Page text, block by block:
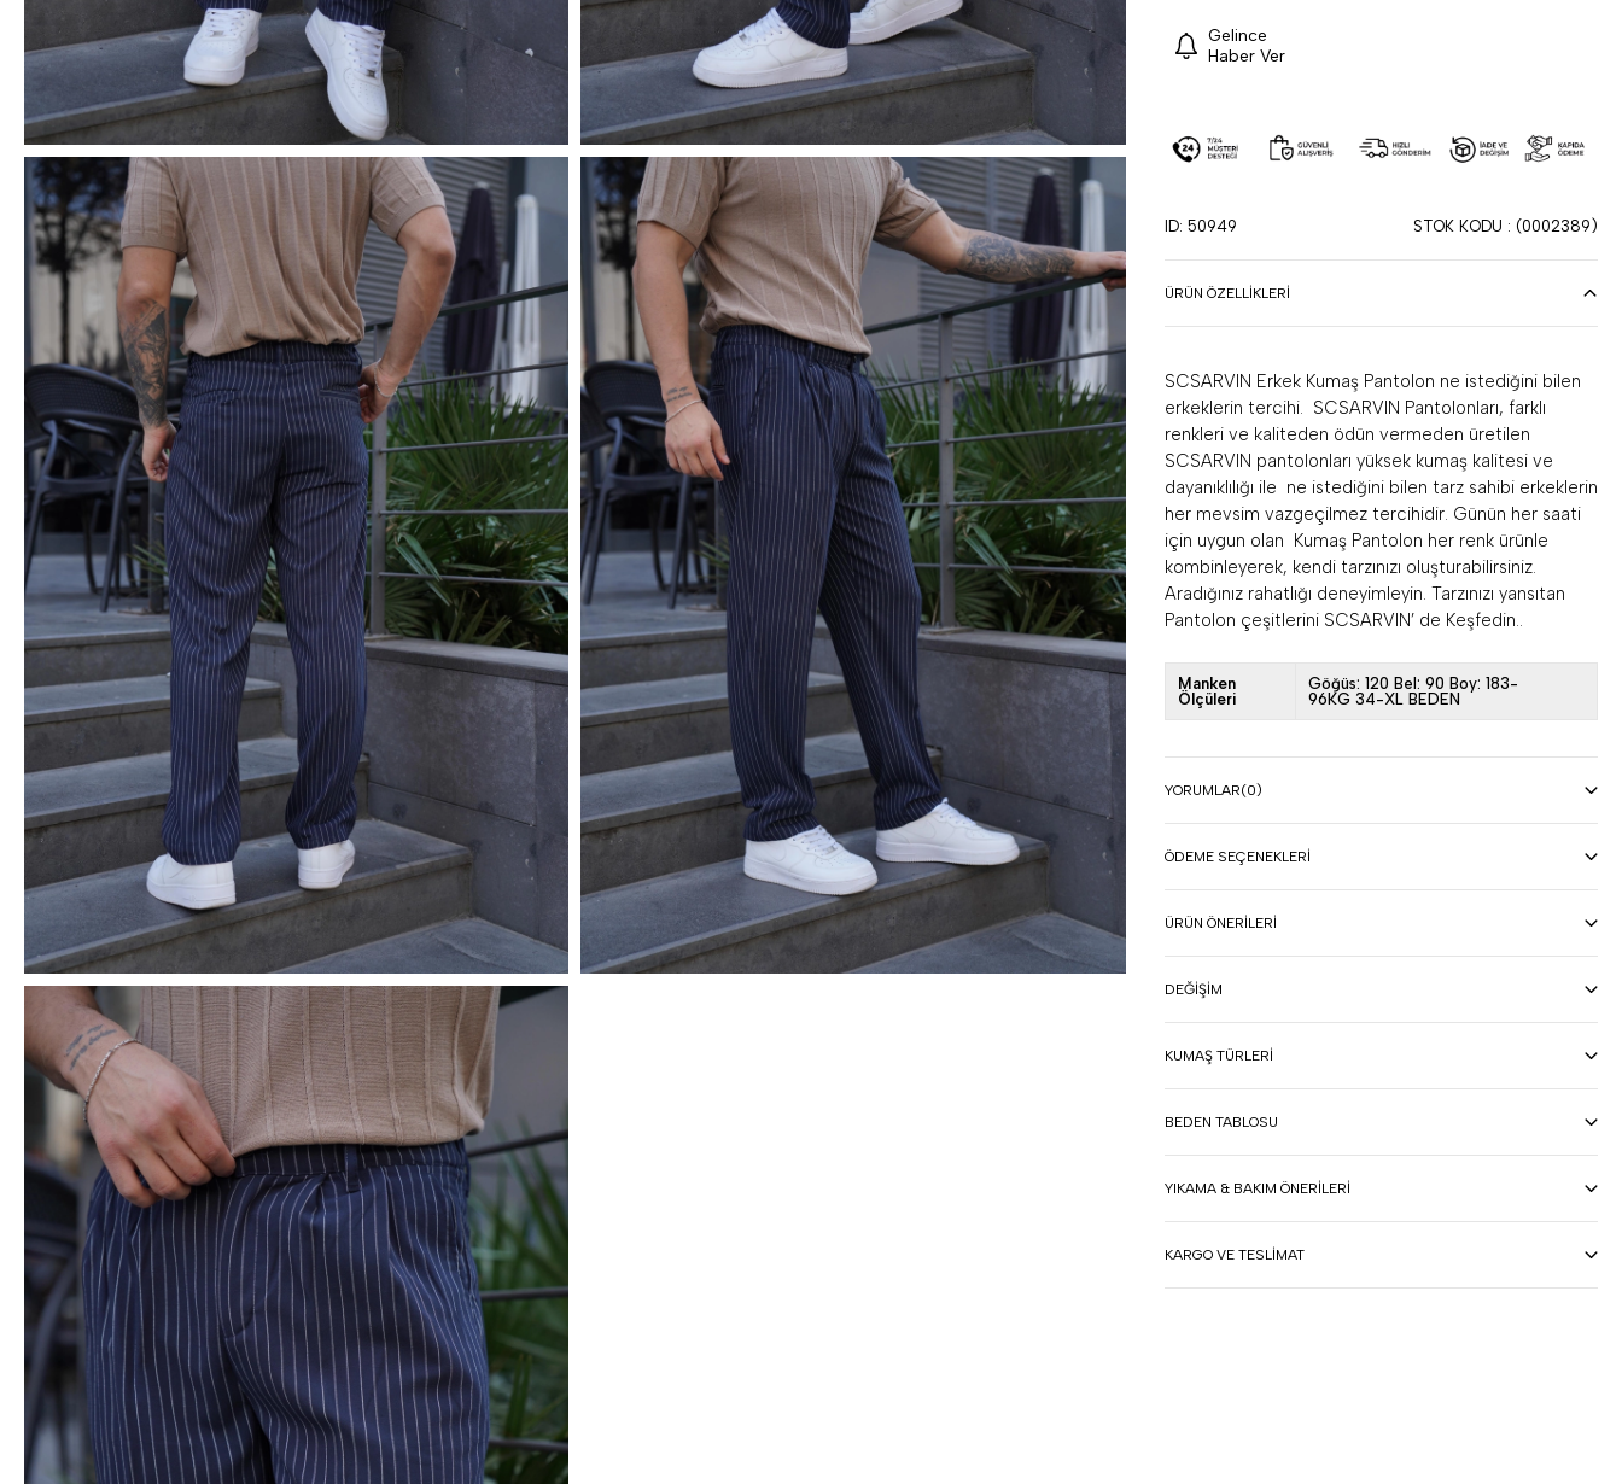
Gelince
Haber Ver
ID: 50949 STOK KODU (0002389)
ÜRÜN ÖZELLIKLERI
SCSARVIN Erkek Kumaş Pantolon ne istediğini bilen
erkeklerin tercihi. SCSARVIN Pantolonları, farklı
renkleri ve kaliteden ödün vermeden üretilen
SCSARVIN pantolonları yüksek kumaş kalitesi ve
dayanıklılığı ile ne istediğini bilen tarz sahibi erkeklerin
her mevsim vazgeçilmez tercihidir. Günün her saati
için uygun olan Kumaş Pantolon her renk ürünle
kombinleyerek, kendi tarzınızı oluşturabilirsiniz.
Aradığınız rahatlığı deneyimleyin. Tarzınızı yansıtan
Pantolon çeşitlerini SCSARVIN’ de Keşfedin..
Manken
Ölçüleri
Göğüs: 120 Bel: 90 Boy: 183-
96KG 34-XL BEDEN
YORUMLAR(0)
ÖDEME SEÇENEKLERI
ÜRÜN ÖNERILERI
DEĞIŞIM
KUMAŞ TÜRLERI
BEDEN TABLOSU
YIKAMA & BAKIM ÖNERILERI
KARGO VE TESLIMAT